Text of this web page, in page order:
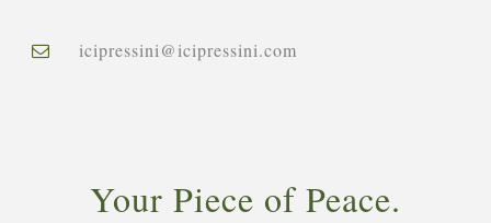
icipressini@icipressini.com
Your Piece of Peace.